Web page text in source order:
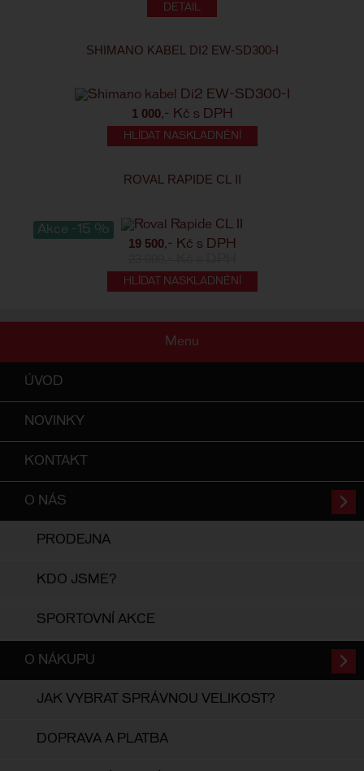
SHIMANO KABEL DI2 EW-SD300-I
1 000,- Kč s DPH
HLÍDAT NASKLADNĚNÍ
ROVAL RAPIDE CL II
Akce -15 %
19 500,- Kč s DPH
HLÍDAT NASKLADNĚNÍ
Menu
ÚVOD
NOVINKY
KONTAKT
O NÁS
PRODEJNA
KDO JSME?
SPORTOVNÍ AKCE
O NÁKUPU
JAK VYBRAT SPRÁVNOU VELIKOST?
DOPRAVA A PLATBA